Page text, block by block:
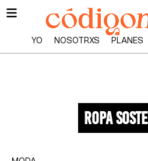
YO NOSOTRXS PLANES
ropa